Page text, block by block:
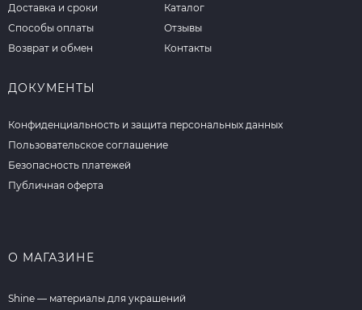
Доставка и сроки
Способы оплаты
Возврат и обмен
Каталог
Отзывы
Контакты
ДОКУМЕНТЫ
Конфиденциальность и защита персональных данных
Пользовательское соглашение
Безопасность платежей
Публичная оферта
О МАГАЗИНЕ
Shine — материалы для украшений